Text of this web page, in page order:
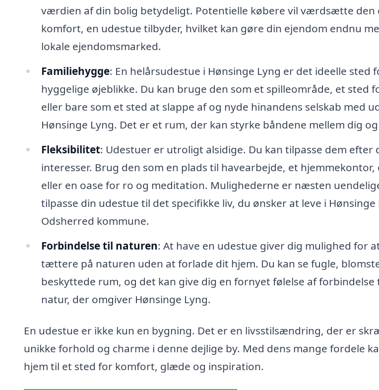
værdien af din bolig betydeligt. Potentielle købere vil værdsætte den
komfort, en udestue tilbyder, hvilket kan gøre din ejendom endnu
lokale ejendomsmarked.
Familiehygge: En helårsudestue i Hønsinge Lyng er det ideelle sted
hyggelige øjeblikke. Du kan bruge den som et spilleområde, et sted
eller bare som et sted at slappe af og nyde hinandens selskab med
Hønsinge Lyng. Det er et rum, der kan styrke båndene mellem dig
Fleksibilitet: Udestuer er utroligt alsidige. Du kan tilpasse dem efter
interesser. Brug den som en plads til havearbejde, et
eller en oase for ro og meditation. Mulighederne er næsten
tilpasse din udestue til det specifikke liv, du ønsker at leve i Hønsinge
Odsherred kommune.
Forbindelse til naturen: At have en udestue giver dig mulighed for
tættere på naturen uden at forlade dit hjem. Du kan se fugle,
beskyttede rum, og det kan give dig en fornyet følelse af forbindelse
natur, der omgiver Hønsinge Lyng.
En udestue er ikke kun en bygning. Det er en livsstilsændring, der er
unikke forhold og charme i denne dejlige by. Med dens mange fordele
hjem til et sted for komfort, glæde og inspiration.